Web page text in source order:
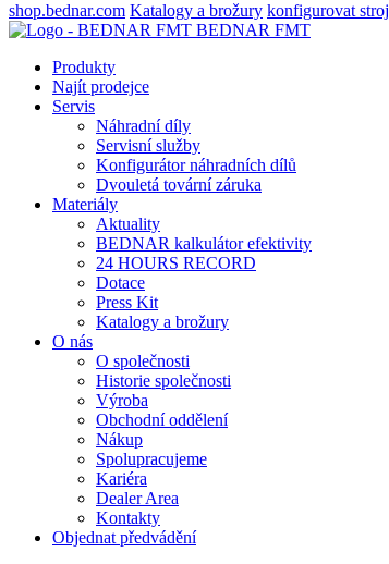
shop.bednar.com Katalogy a brožury konfigurovat stroj
BEDNAR FMT
Produkty
Najít prodejce
Servis
Náhradní díly
Servisní služby
Konfigurátor náhradních dílů
Dvouletá tovární záruka
Materiály
Aktuality
BEDNAR kalkulátor efektivity
24 HOURS RECORD
Dotace
Press Kit
Katalogy a brožury
O nás
O společnosti
Historie společnosti
Výroba
Obchodní oddělení
Nákup
Spolupracujeme
Kariéra
Dealer Area
Kontakty
Objednat předvádění